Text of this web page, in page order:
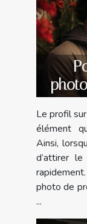
pour
Le profil
élément
Ainsi,
d’attirer
photo de
...